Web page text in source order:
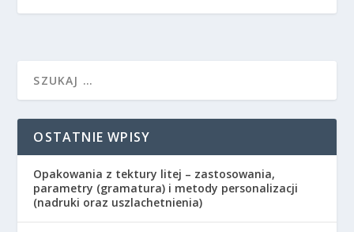
OSTATNIE WPISY
Opakowania z tektury litej – zastosowania,
parametry (gramatura) i metody personalizacji
(nadruki oraz uszlachetnienia)